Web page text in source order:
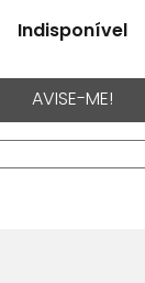
Indisponível
AVISE-ME!